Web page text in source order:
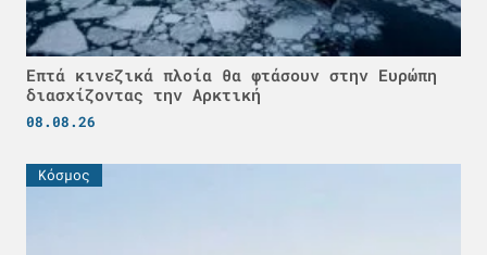
Επτά κινεζικά πλοία θα φτάσουν στην Ευρώπη
διασχίζοντας την Αρκτική
08.08.26
Κόσμος